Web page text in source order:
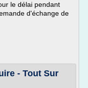
le délai pendant
d'échange de
- Tout Sur